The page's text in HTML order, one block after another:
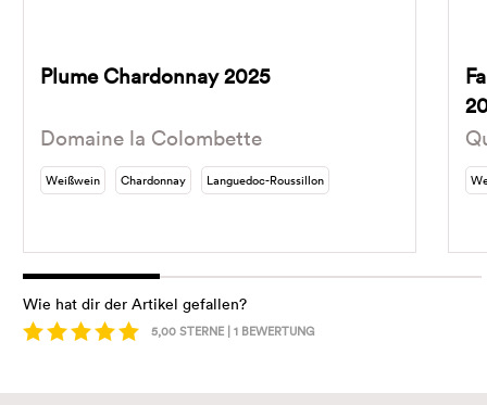
Plume Chardonnay 2025
Domaine la Colombette
Weißwein Chardonnay Languedoc-Roussillon
Wie hat dir der Artikel gefallen?
5,00STERNE | 1 BEWERTUNG